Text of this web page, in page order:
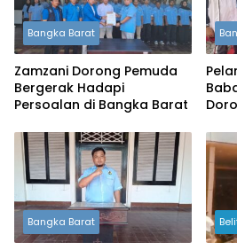
Bangka Barat
Zamzani Dorong Pemuda
Bergerak Hadapi
Persoalan di Bangka Barat
Bangka Barat